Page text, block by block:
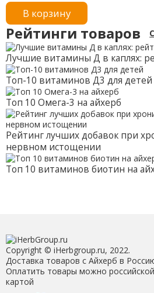
В корзину
Рейтинги товаров
Лучшие витамины Д в каплях:
Топ-10 витаминов Д3 для детей
Топ 10 Омега-3 на айхерб
Рейтинг лучших добавок при
нервном истощении
Топ 10 витаминов биотин на
Copyright © iHerbgroup.ru, 2022.
Доставка товаров с Айхерб в
Оплатить товары можно российской
картой